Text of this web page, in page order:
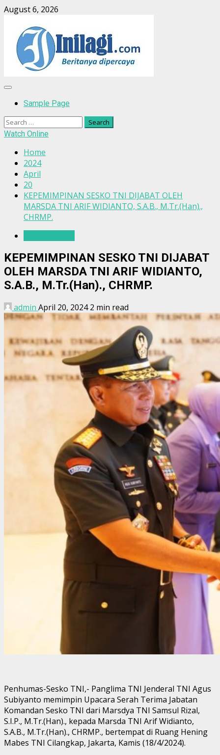
Skip
content
August 6, 2026
Primary
MenuSample Page
Search
for:
Watch Online
Home
2024
April
20
KEPEMIMPINAN SESKO TNI DIJABAT OLEH
MARSDA TNI ARIF WIDIANTO, S.A.B., M.Tr.(Han).,
CHRMP.
KEPEMIMPINAN SESKO TNI DIJABAT
OLEH MARSDA TNI ARIF WIDIANTO,
S.A.B., M.Tr.(Han)., CHRMP.
admin April 20, 20242 min read
Penhumas-Sesko TNI,- Panglima TNI Jenderal TNI Agus
Subiyanto memimpin Upacara Serah Terima Jabatan
Komandan Sesko TNI dari Marsdya TNI Samsul Rizal,
S.I.P., M.Tr.(Han)., kepada Marsda TNI Arif Widianto,
S.A.B., M.Tr.(Han)., CHRMP., bertempat di Ruang Hening
Mabes TNI Cilangkap, Jakarta, Kamis (18/4/2024).